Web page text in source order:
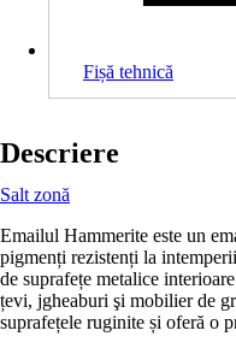
Fișă tehnică
Descriere
Salt zonă
Emailul Hammerite este un
pigmenți rezistenți la
de suprafețe metalice
țevi, jgheaburi şi mobilier de
suprafețele ruginite și oferă o